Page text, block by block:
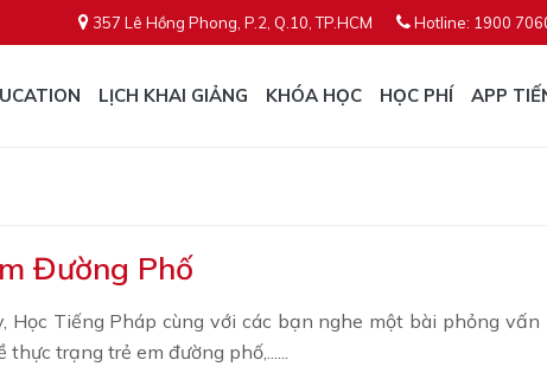
357 Lê Hồng Phong, P.2, Q.10, TP.HCM Hotline: 1900
LỊCH KHAI GIẢNG KHÓA HỌC HỌC PHÍ APP
Đường Phố
Học Tiếng Pháp cùng với các bạn nghe một bài phỏng
thực trạng trẻ em đường phố,......